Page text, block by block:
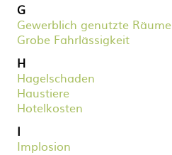
G
Gewerblich genutzte Räume
Grobe Fahrlässigkeit
H
Hagelschaden
Haustiere
Hotelkosten
I
Implosion